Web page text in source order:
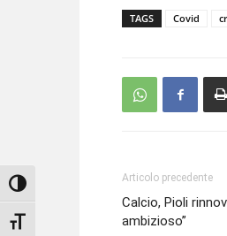
Attiva/disattiva alto contrasto
Attiva/disattiva dimensione testo
TAGS Covid
Articolo precedente
Calcio, Pioli
ambizioso”